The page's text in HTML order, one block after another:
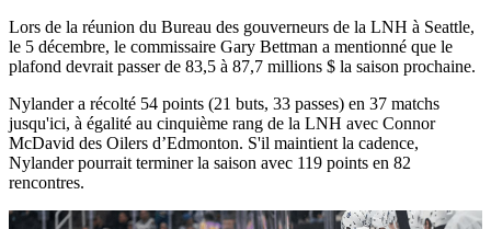
Lors de la réunion du Bureau des gouverneurs de la LNH à Seattle,
le 5 décembre, le commissaire Gary Bettman a mentionné que le
plafond devrait passer de 83,5 à 87,7 millions $ la saison prochaine.
Nylander a récolté 54 points (21 buts, 33 passes) en 37 matchs
jusqu'ici, à égalité au cinquième rang de la LNH avec Connor
McDavid des Oilers d’Edmonton. S'il maintient la cadence,
Nylander pourrait terminer la saison avec 119 points en 82
rencontres.